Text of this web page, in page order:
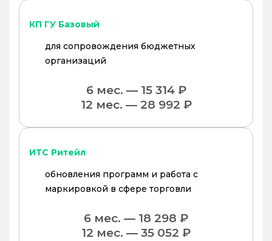
КП ГУ Базовый
для сопровождения бюджетных
организаций
6 мес. — 15 314 ₽
12 мес. — 28 992 ₽
ИТС Ритейл
обновления программ и работа с
маркировкой в сфере торговли
6 мес. — 18 298 ₽
12 мес. — 35 052 ₽